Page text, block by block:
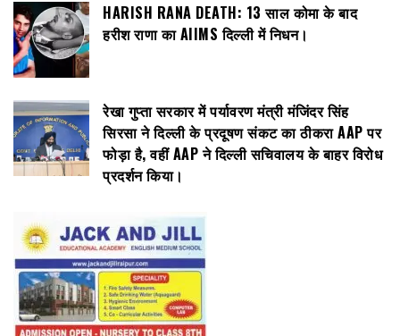
HARISH RANA DEATH: 13 साल कोमा के बाद
हरीश राणा का AIIMS दिल्ली में निधन।
रेखा गुप्ता सरकार में पर्यावरण मंत्री मंजिंदर सिंह
सिरसा ने दिल्ली के प्रदूषण संकट का ठीकरा AAP पर
फोड़ा है, वहीं AAP ने दिल्ली सचिवालय के बाहर विरोध
प्रदर्शन किया।